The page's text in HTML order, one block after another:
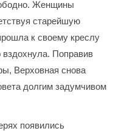
Женщины
старейшую
к своему креслу
вздохнула. Поправив
Верховная снова
долгим задумчивом
появились